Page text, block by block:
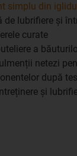
simplu din
de lubrifiere și
curate
a
netezi
după
și